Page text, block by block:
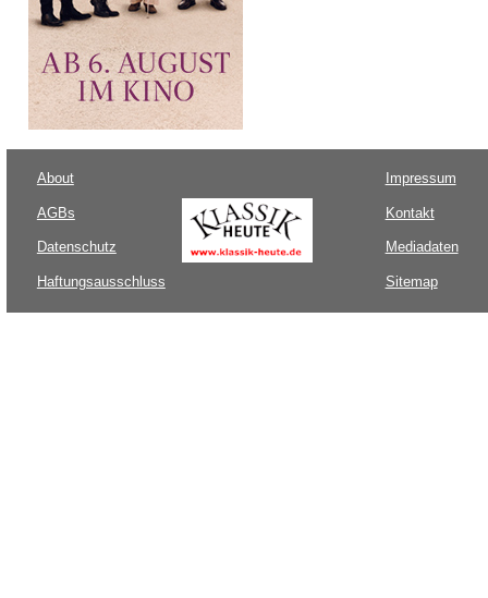
About
AGBs
Datenschutz
Haftungsausschluss
Impressum
Kontakt
Mediadaten
Sitemap